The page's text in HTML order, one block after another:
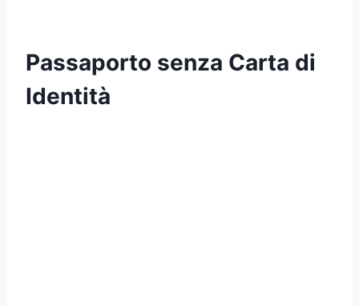
Passaporto senza Carta di
Identità